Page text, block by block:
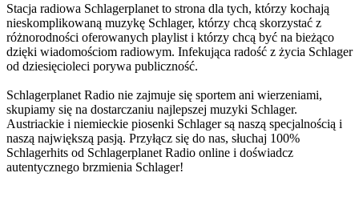
Stacja radiowa Schlagerplanet to strona dla tych, którzy kochają
nieskomplikowaną muzykę Schlager, którzy chcą skorzystać z
różnorodności oferowanych playlist i którzy chcą być na bieżąco
dzięki wiadomościom radiowym. Infekująca radość z życia Schlager
od dziesięcioleci porywa publiczność.
Schlagerplanet Radio nie zajmuje się sportem ani wierzeniami,
skupiamy się na dostarczaniu najlepszej muzyki Schlager.
Austriackie i niemieckie piosenki Schlager są naszą specjalnością i
naszą największą pasją. Przyłącz się do nas, słuchaj 100%
Schlagerhits od Schlagerplanet Radio online i doświadcz
autentycznego brzmienia Schlager!